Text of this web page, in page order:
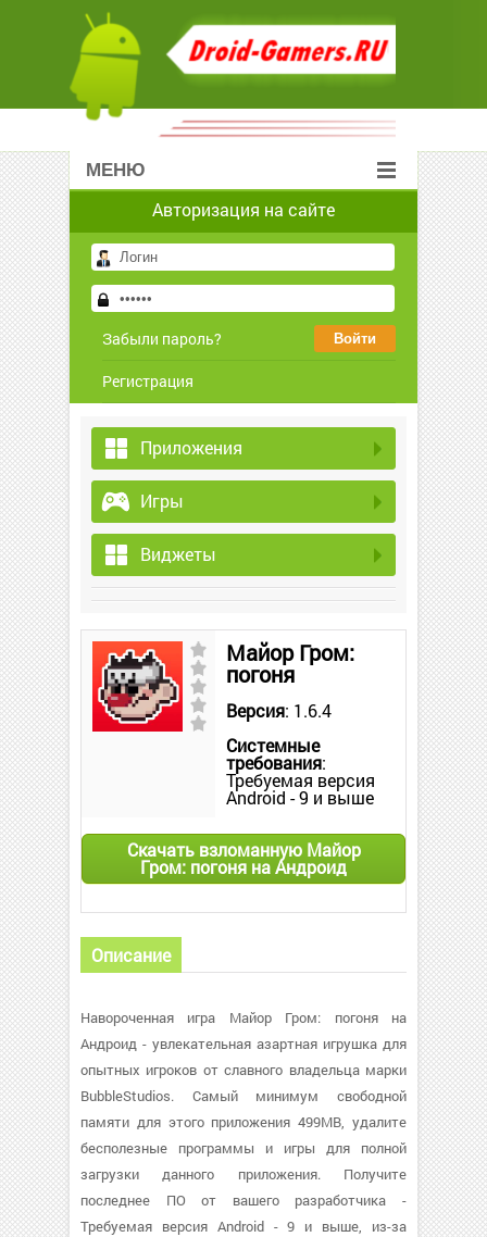
МЕНЮ
Авторизация на сайте
Забыли пароль?
Регистрация
Приложения
Игры
Виджеты
Майор Гром:
погоня
Версия: 1.6.4
Системные
требования:
Требуемая версия
Android - 9 и выше
Скачать взломанную Майор
Гром: погоня на Андроид
Описание
Навороченная игра Майор Гром: погоня на
Андроид - увлекательная азартная игрушка для
опытных игроков от славного владельца марки
BubbleStudios. Самый минимум свободной
памяти для этого приложения 499MB, удалите
бесполезные программы и игры для полной
загрузки данного приложения. Получите
последнее ПО от вашего разработчика -
Требуемая версия Android - 9 и выше, из-за